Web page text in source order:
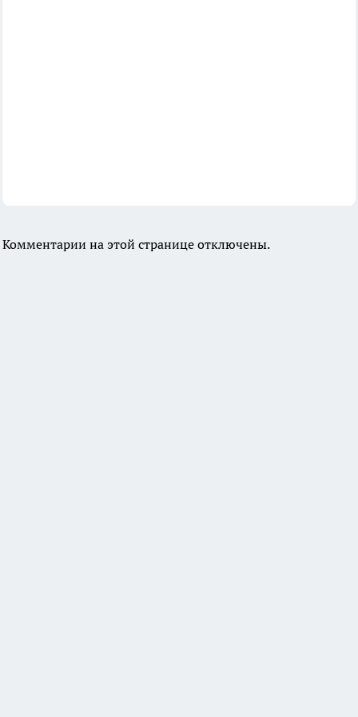
Комментарии на этой странице отключены.